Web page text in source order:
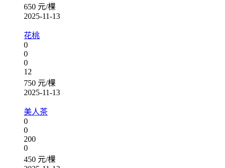
650 元/棵
2025-11-13
花桃
0
0
0
12
750 元/棵
2025-11-13
美人茶
0
0
200
0
450 元/棵